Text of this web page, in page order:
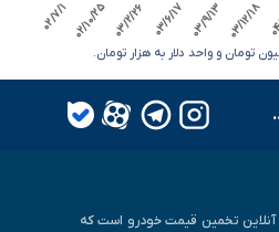
تومان و واحد دلار به هزار تومان.
آنلاین تخمین قیمت خودرو است که